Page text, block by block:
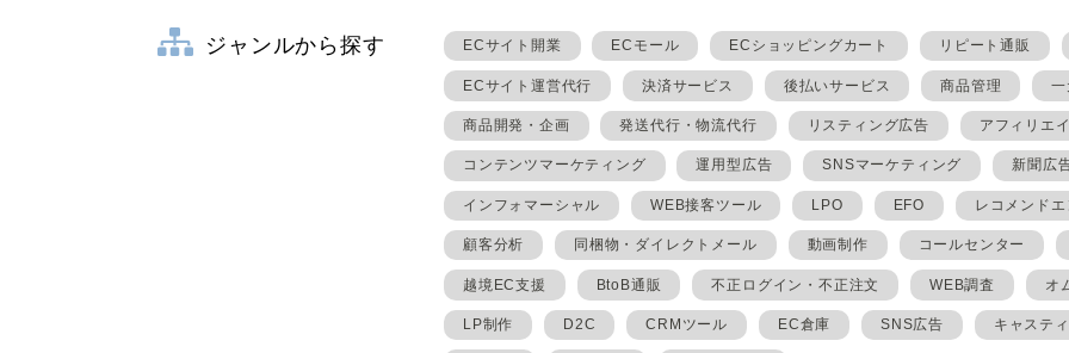
ジャンルから探す ECサイト開業 ECモール ECショッピングカート リピート通販
ECサイト運営代行 決済サービス 後払いサービス 商品管理
商品開発・企画 発送代行・物流代行 リスティング広告 アフィリエ
コンテンツマーケティング 運用型広告 SNSマーケティング 新聞広
インフォマーシャル WEB接客ツール LPO EFO レコメンド
顧客分析 同梱物・ダイレクトメール 動画制作 コールセンター
越境EC支援 BtoB通販 不正ログイン・不正注文 WEB調査 オ
LP制作 D2C CRMツール EC倉庫 SNS広告 キャステ